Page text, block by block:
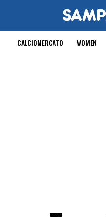
CALCIOMERCATO WOMEN